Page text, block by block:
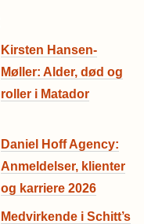
Kirsten Hansen-
Møller: Alder, død og
roller i Matador
Daniel Hoff Agency:
Anmeldelser, klienter
og karriere 2026
Medvirkende i Schitt’s